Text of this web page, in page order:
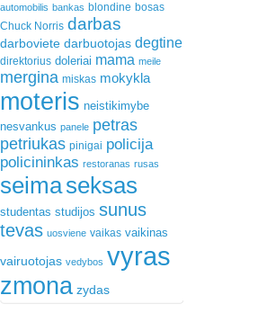
automobilis bankas blondine bosas
Chuck Norris darbas
darboviete darbuotojas degtine
direktorius doleriai mama meile
mergina miskas mokykla
moteris neistikimybe
nesvankus panele petras
petriukas pinigai policija
policininkas restoranas rusas
seimaseksas
studentas studijos sunus
tevas uosviene vaikas vaikinas
vairuotojas vedybos vyras
zmona zydas